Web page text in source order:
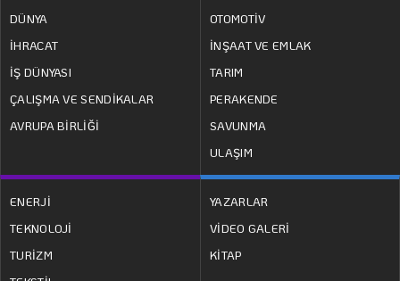
DÜNYA
İHRACAT
İŞ DÜNYASI
ÇALIŞMA VE SENDİKALAR
AVRUPA BİRLİĞİ
OTOMOTİV
İNŞAAT VE EMLAK
TARIM
PERAKENDE
SAVUNMA
ULAŞIM
ENERJİ
TEKNOLOJİ
TURİZM
YAZARLAR
VİDEO GALERİ
KİTAP